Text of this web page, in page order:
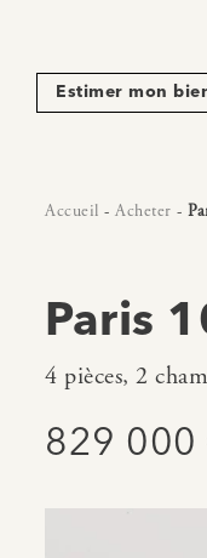
Estimer mon
Accueil - Acheter -
Paris
4 pièces, 2
829 000